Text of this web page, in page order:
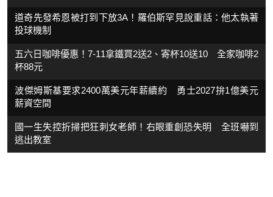
道奇先發希恩被打到下放3A！羅伯斯罕見說重話：他太執著
投球機制
五六日咖啡優惠！7-11拿鐵買2送2、寄杯10送10 全家咖啡2
杯88元
波傑姆斯基要求2400萬美元年薪續約 勇士2027拚1億美元
薪資空間
國一生失控折掃把狂刺女老師！右眼重創恐失明 全班嚇到
逃出教室